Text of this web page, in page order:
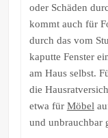
oder Schäden
kommt auch für
durch das vom
kaputte Fenster
am Haus selbst.
die
etwa für Möbel
und unbrauchbar